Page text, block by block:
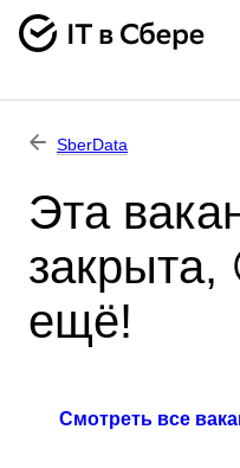
SberData
Эта
закрыта,
ещё!
Смотреть все